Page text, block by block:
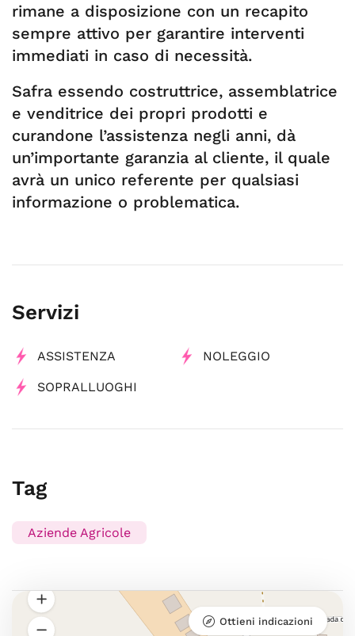
rimane a disposizione con un recapito
sempre attivo per garantire interventi
immediati in caso di necessità.
Safra essendo costruttrice, assemblatrice
e venditrice dei propri prodotti e
curandone l’assistenza negli anni, dà
un’importante garanzia al cliente, il quale
avrà un unico referente per qualsiasi
informazione o problematica.
Servizi
ASSISTENZA NOLEGGIO
SOPRALLUOGHI
Tag
Aziende Agricole
Ottieni indicazioni